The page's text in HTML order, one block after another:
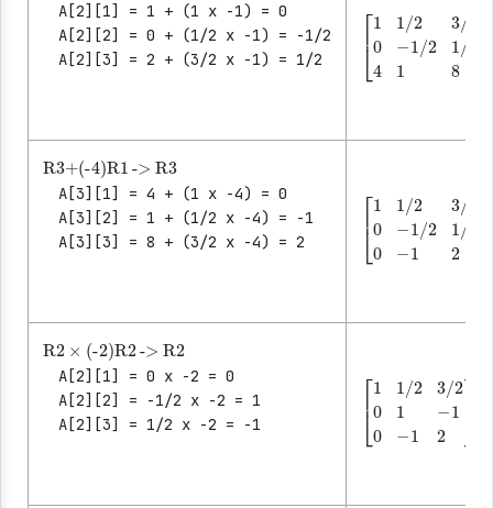
A[2][1] = 1 + (1 x -1) = 0
A[2][2] = 0 + (1/2 x -1) = -1/2
A[2][3] = 2 + (3/2 x -1) = 1/2
[1 1/2 0
-1/21/2 8]
R3+(-4)R1
->R3
A[3][1] = 4 + (1 x -4) = 0
A[3][2] = 1 + (1/2 x -4) = -1
A[3][3] = 8 + (3/2 x -4) = 2
[1 1/2 0
-1/21/2 -12
R2× (-2)R2
->R2
A[2][1] = 0 x -2 = 0
A[2][2] = -1/2 x -2 = 1
A[2][3] = 1/2 x -2 = -1
[1 1/2 3/2
1-10-1 2]